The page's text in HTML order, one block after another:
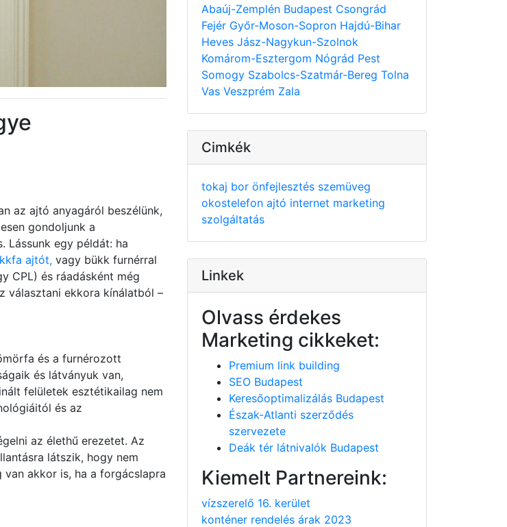
az ajtó anyagáról beszélünk,
gondoljunk a
Lássunk egy példát: ha
ajtót, vagy bükk furnérral
CPL) és ráadásként még
választani ekkora kínálatból –
és a furnérozott
és látványuk van,
felületek esztétikailag nem
és az
az élethű erezetet. Az
látszik, hogy nem
akkor is, ha a forgácslapra
Abaúj-Zemplén Budapest Csongrád
Fejér Győr-Moson-Sopron Hajdú-Bihar
Heves Jász-Nagykun-Szolnok
Komárom-Esztergom Nógrád Pest
Somogy Szabolcs-Szatmár-Bereg Tolna
Vas Veszprém Zala
Cimkék
tokaj bor önfejlesztés szemüveg
okostelefon ajtó internet marketing
szolgáltatás
Linkek
Olvass érdekes
Marketing cikkeket:
Premium link building
SEO Budapest
Keresőoptimalizálás Budapest
Észak-Atlanti szerződés
szervezete
Deák tér látnivalók Budapest
Kiemelt Partnereink:
vízszerelő 16. kerület
konténer rendelés árak 2023